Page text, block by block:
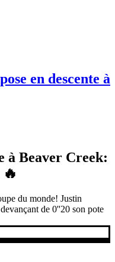
en descente à
à Beaver Creek:
du monde! Justin
de 0''20 son pote